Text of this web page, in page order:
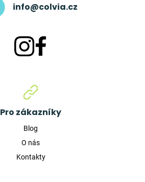
info@colvia.cz
Pro zákazníky
Blog
O nás
Kontakty